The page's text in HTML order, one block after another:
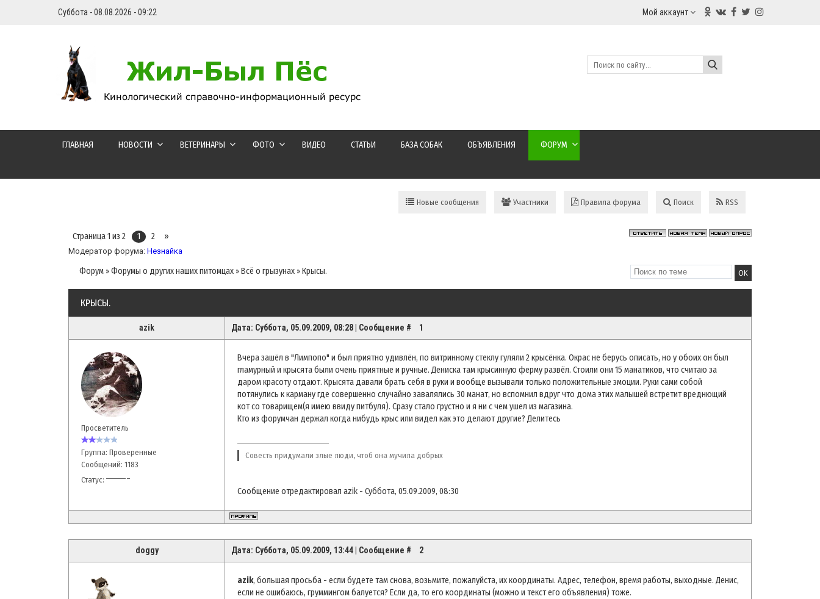
Суббота - 08.08.2026 - 09:22 Мой аккаунт
ГЛАВНАЯ НОВОСТИ ВЕТЕРИНАРЫ ФОТО ВИДЕО СТАТЬИ БАЗА СОБАК ОБЪЯВЛЕНИЯ ФОРУМ
Новые сообщения Участники Правила форума Поиск RSS
Страница1 из 2 1 2 »
Модератор форума: Незнайка
Форум »Форумы о других наших питомцах »Всё о грызунах »Крысы.
КРЫСЫ.
azik Дата: Суббота, 05.09.2009, 08:28 | Сообщение # 1
Просветитель
Группа: Проверенные
Сообщений: 1183
Статус:
Вчера зашёл в "Лимпопо" и был приятно удивлён, по витринному стеклу гуляли 2 крысёнка. Окрас не берусь описать, но у обоих он был
гламурный и крысята были очень приятные и ручные. Дениска там крысинную ферму развёл. Стоили они 15 манатиков, что считаю за
даром красоту отдают. Крысята давали брать себя в руки и вообще вызывали только положительные эмоции. Руки сами собой
потянулись к карману где совершенно случайно завалялись 30 манат, но вспомнил вдруг что дома этих малышей встретит вреднющий
кот со товарищем(я имею ввиду питбуля). Сразу стало грустно и я ни с чем ушел из магазина.
Кто из форумчан держал когда нибудь крыс или видел как это делают другие? Делитесь
Совесть придумали злые люди, чтоб она мучила добрых
Сообщение отредактировал azik - Суббота, 05.09.2009, 08:30
doggy Дата: Суббота, 05.09.2009, 13:44 | Сообщение # 2
azik, большая просьба - если будете там снова, возьмите, пожалуйста, их координаты. Адрес, телефон, время работы, выходные. Денис,
если не ошибаюсь, груммингом балуется? Если да, то его координаты (можно и текст его объявления) тоже.